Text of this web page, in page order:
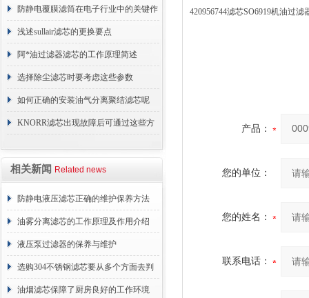
应解决方法
防静电覆膜滤筒在电子行业中的关键作
用
浅述sullair滤芯的更换要点
阿*油过滤器滤芯的工作原理简述
选择除尘滤芯时要考虑这些参数
如何正确的安装油气分离聚结滤芯呢
KNORR滤芯出现故障后可通过这些方
相关新闻 Related news
防静电液压滤芯正确的维护保养方法
油雾分离滤芯的工作原理及作用介绍
液压泵过滤器的保养与维护
选购304不锈钢滤芯要从多个方面去判
断
油烟滤芯保障了厨房良好的工作环境
420956744滤芯SO6919机油过
产品：
您的单位：
您的姓名：
联系电话：